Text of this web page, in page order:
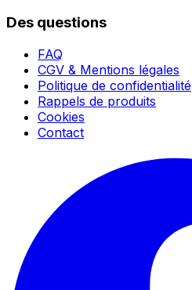
Des questions
FAQ
CGV & Mentions légales
Politique de confidentialité
Rappels de produits
Cookies
Contact